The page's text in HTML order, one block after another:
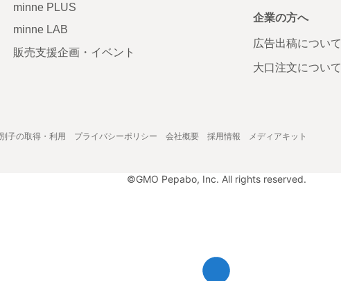
minne PLUS
minne LAB
販売支援企画・イベント
企業の方へ
広告出稿について
大口注文について
子の取得・利用 プライバシーポリシー 会社概要 採用情報 メディアキット
©GMO Pepabo, Inc. All rights reserved.